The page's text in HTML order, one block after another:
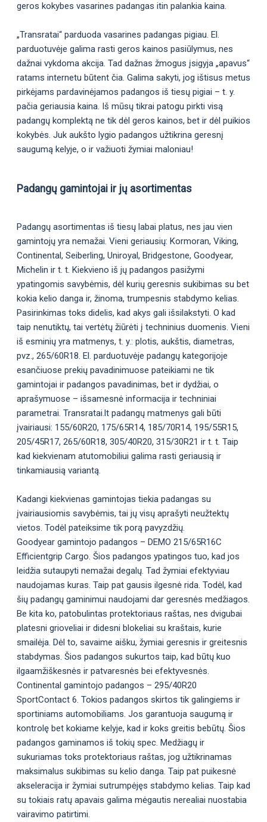
geros kokybes vasarines padangas itin palankia kaina.
„Transratai“ parduoda vasarines padangas pigiau. El.
parduotuvėje galima rasti geros kainos pasiūlymus, nes
dažnai vykdoma akcija. Tad dažnas žmogus įsigyja „apavus“
ratams internetu būtent čia. Galima sakyti, jog ištisus metus
pirkėjams pardavinėjamos padangos iš tiesų pigiai – t. y.
pačia geriausia kaina. Iš mūsų tikrai patogu pirkti visą
padangų komplektą ne tik dėl geros kainos, bet ir dėl puikios
kokybės. Juk aukšto lygio padangos užtikrina geresnį
saugumą kelyje, o ir važiuoti žymiai maloniau!
Padangų gamintojai ir jų asortimentas
Padangų asortimentas iš tiesų labai platus, nes jau vien
gamintojų yra nemažai. Vieni geriausių: Kormoran, Viking,
Continental, Seiberling, Uniroyal, Bridgestone, Goodyear,
Michelin ir t. t. Kiekvieno iš jų padangos pasižymi
ypatingomis savybėmis, dėl kurių geresnis sukibimas su bet
kokia kelio danga ir, žinoma, trumpesnis stabdymo kelias.
Pasirinkimas toks didelis, kad akys gali išsilakstyti. O kad
taip nenutiktų, tai vertėtų žiūrėti į techninius duomenis. Vieni
iš esminių yra matmenys, t. y.: plotis, aukštis, diametras,
pvz., 265/60R18. El. parduotuvėje padangų kategorijoje
esančiuose prekių pavadinimuose pateikiami ne tik
gamintojai ir padangos pavadinimas, bet ir dydžiai, o
aprašymuose – išsamesnė informacija ir techniniai
parametrai. Transratai.lt padangų matmenys gali būti
įvairiausi: 155/60R20, 175/65R14, 185/70R14, 195/55R15,
205/45R17, 265/60R18, 305/40R20, 315/30R21 ir t. t. Taip
kad kiekvienam atutomobiliui galima rasti geriausią ir
tinkamiausią variantą.
Kadangi kiekvienas gamintojas tiekia padangas su
įvairiausiomis savybėmis, tai jų visų aprašyti neužtektų
vietos. Todėl pateiksime tik porą pavyzdžių.
Goodyear gamintojo padangos – DEMO 215/65R16C
Efficientgrip Cargo. Šios padangos ypatingos tuo, kad jos
leidžia sutaupyti nemažai degalų. Tad žymiai efektyviau
naudojamas kuras. Taip pat gausis ilgesnė rida. Todėl, kad
šių padangų gaminimui naudojami dar geresnės medžiagos.
Be kita ko, patobulintas protektoriaus raštas, nes dvigubai
platesni grioveliai ir didesni blokeliai su kraštais, kurie
smailėja. Dėl to, savaime aišku, žymiai geresnis ir greitesnis
stabdymas. Šios padangos sukurtos taip, kad būtų kuo
ilgaamžiškesnės ir patvaresnės bei efektyvesnės.
Continental gamintojo padangos – 295/40R20
SportContact 6. Tokios padangos skirtos tik galingiems ir
sportiniams automobiliams. Jos garantuoja saugumą ir
kontrolę bet kokiame kelyje, kad ir koks greitis bebūtų. Šios
padangos gaminamos iš tokių spec. Medžiagų ir
sukuriamas toks protektoriaus raštas, jog užtikrinamas
maksimalus sukibimas su kelio danga. Taip pat puikesnė
akseleracija ir žymiai sutrumpėjęs stabdymo kelias. Taip kad
su tokiais ratų apavais galima mėgautis nerealiai nuostabia
vairavimo patirtimi.